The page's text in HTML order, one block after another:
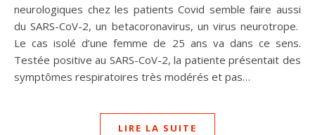
neurologiques chez les patients Covid semble faire aussi
du SARS-CoV-2, un betacoronavirus, un virus neurotrope.
Le cas isolé d’une femme de 25 ans va dans ce sens.
Testée positive au SARS-CoV-2, la patiente présentait des
symptômes respiratoires très modérés et pas…
LIRE LA SUITE